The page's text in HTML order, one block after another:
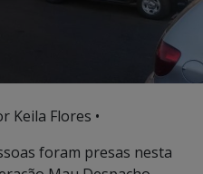
Keila Flores •
foram presas nesta